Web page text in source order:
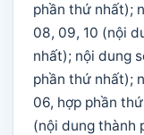
phần thứ nhất);
08, 09, 10 (nội
nhất); nội dung
phần thứ nhất);
06, hợp phần
(nội dung thành